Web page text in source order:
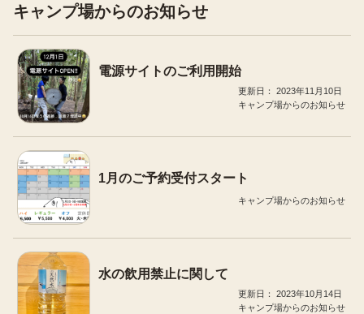
キャンプ場からのお知らせ
電源サイトのご利用開始
2023年11月10日
キャンプ場からのお知らせ
1月のご予約受付スタート
キャンプ場からのお知らせ
水の飲用禁止に関して
2023年10月14日
キャンプ場からのお知らせ